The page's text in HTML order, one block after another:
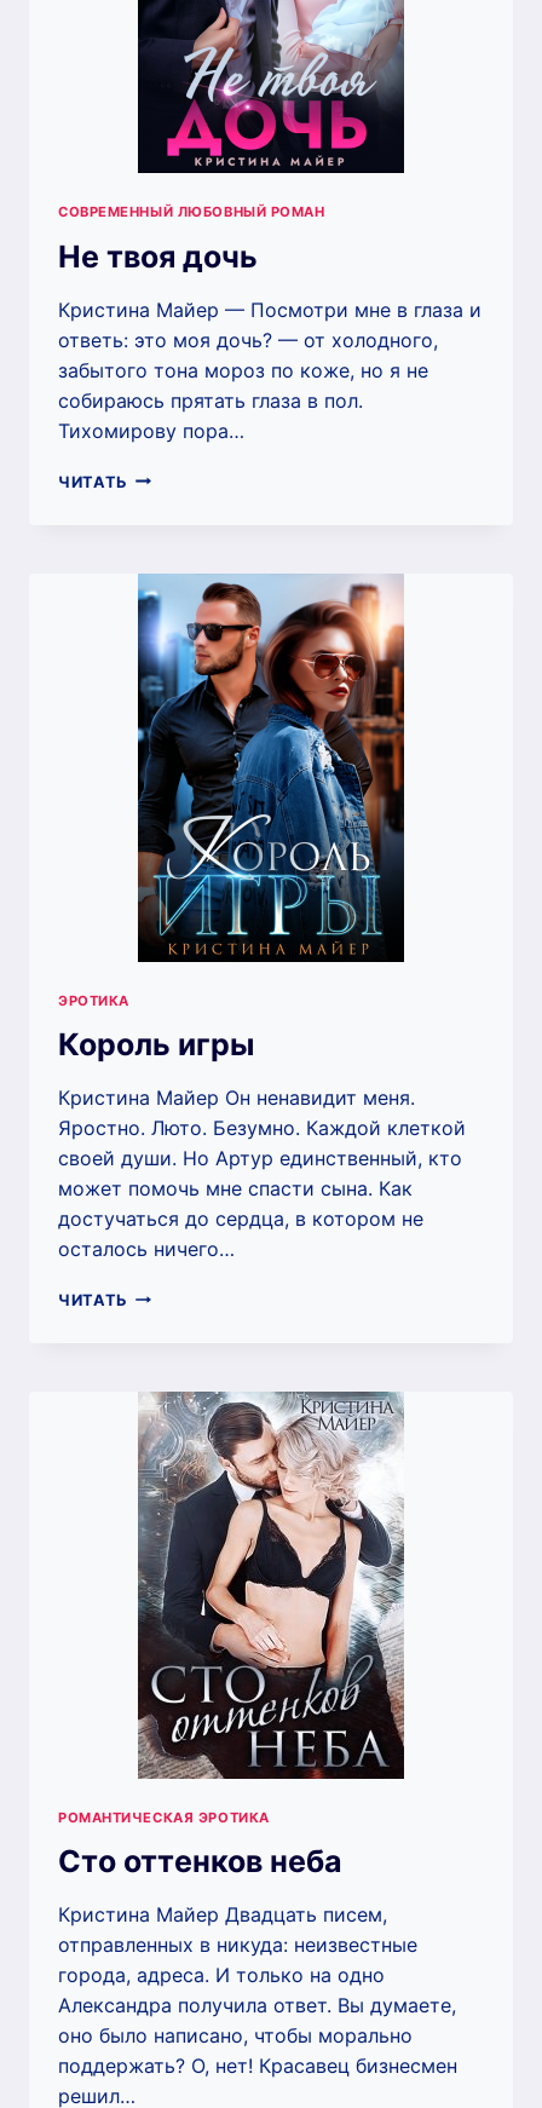
СОВРЕМЕННЫЙ ЛЮБОВНЫЙ РОМАН
Не твоя дочь
Кристина Майер — Посмотри мне в глаза и
ответь: это моя дочь? — от холодного,
забытого тона мороз по коже, но я не
собираюсь прятать глаза в пол.
Тихомирову пора…
ЧИТАТЬ НЕ
ЭРОТИКА
Король игры
Кристина Майер Он ненавидит меня.
Яростно. Люто. Безумно. Каждой клеткой
своей души. Но Артур единственный, кто
может помочь мне спасти сына. Как
достучаться до сердца, в котором не
осталось ничего…
ЧИТАТЬ КОРОЛЬ
РОМАНТИЧЕСКАЯ ЭРОТИКА
Сто оттенков неба
Кристина Майер Двадцать писем,
отправленных в никуда: неизвестные
города, адреса. И только на одно
Александра получила ответ. Вы думаете,
оно было написано, чтобы морально
поддержать? О, нет! Красавец бизнесмен
решил…